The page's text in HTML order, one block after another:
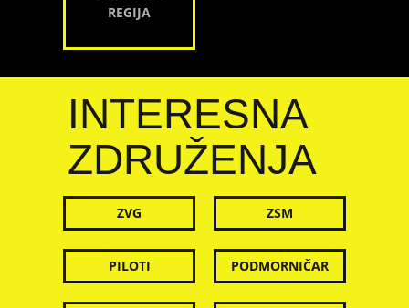
REGIJA
INTERESNA
ZDRUŽENJA
ZVG ZSM
PILOTI PODMORNIČAR